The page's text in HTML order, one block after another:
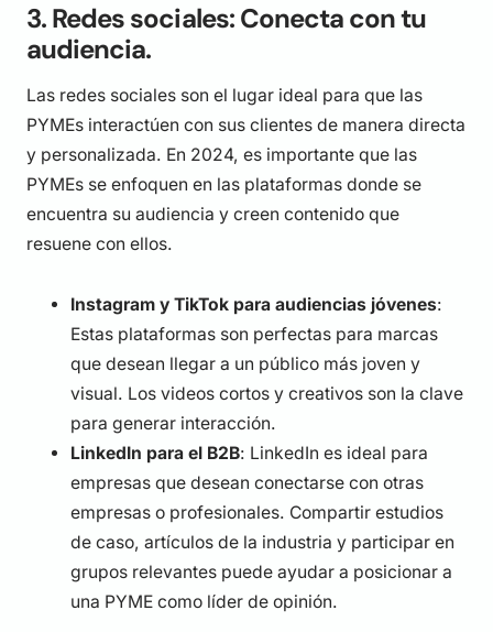
3. Redes sociales: Conecta con tu
audiencia.
Las redes sociales son el lugar ideal para que las
PYMEs interactúen con sus clientes de manera directa
y personalizada. En 2024, es importante que las
PYMEs se enfoquen en las plataformas donde se
encuentra su audiencia y creen contenido que
resuene con ellos.
Instagram y TikTok para audiencias jóvenes:
Estas plataformas son perfectas para marcas
que desean llegar a un público más joven y
visual. Los videos cortos y creativos son la clave
para generar interacción.
LinkedIn para el B2B: LinkedIn es ideal para
empresas que desean conectarse con otras
empresas o profesionales. Compartir estudios
de caso, artículos de la industria y participar en
grupos relevantes puede ayudar a posicionar a
una PYME como líder de opinión.